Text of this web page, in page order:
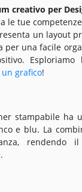
creativo per
le tue
un layout
una facile
Esploriamo
grafico!
stampabile ha
e blu. La
rendendo